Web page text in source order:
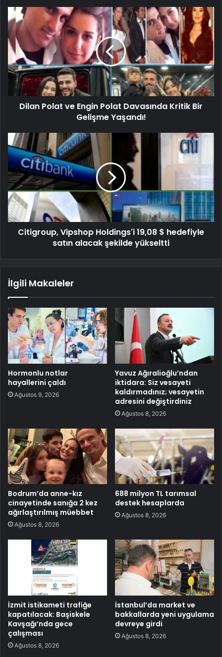
Dilan Polat ve Engin Polat Davasında Kritik Bir
Gelişme Yaşandı!
Citigroup, Vipshop Holdings'i 19,08 $ hedefiyle
satın alacak şekilde yükseltti
İlgili Makaleler
Hormonlu notlar
hayallerini çaldı
Ağustos 9, 2026
Yavuz Ağıralioğlu’ndan
iktidara: Siz vesayeti
kaldırmadınız; vesayetin
adresini değiştirdiniz
Ağustos 8, 2026
Bodrum’da anne-kız
cinayetinde sanığa 2 kez
ağırlaştırılmış müebbet
Ağustos 8, 2026
688 milyon TL tarımsal
destek hesaplarda
Ağustos 8, 2026
İzmit istikameti trafiğe
kapatılacak: Başiskele
Kavşağı’nda gece
çalışması
Ağustos 8, 2026
İstanbul’da market ve
bakkallarda yeni uygulama
devreye girdi
Ağustos 8, 2026